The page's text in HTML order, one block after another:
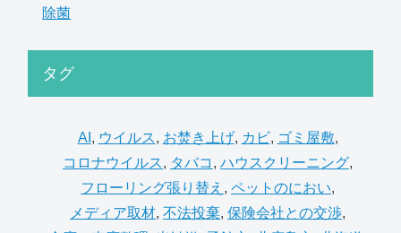
除菌
タグ
AI , ウイルス, お焚き上げ, カビ, ゴミ屋敷,
コロナウイルス, タバコ , ハウスクリーニング,
フローリング張り替え , ペットのにおい,
メディア取材, 不法投棄, 保険会社との交渉,